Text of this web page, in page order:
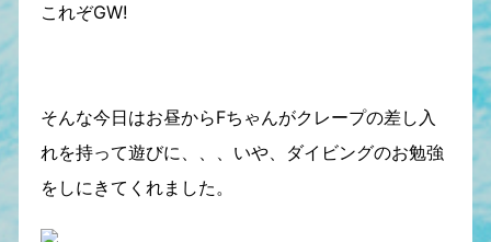
これぞGW!
そんな今日はお昼からFちゃんがクレープの差し入
れを持って遊びに、、、いや、ダイビングのお勉強
をしにきてくれました。